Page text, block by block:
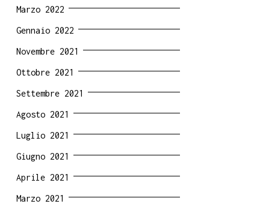
Marzo 2022
Gennaio 2022
Novembre 2021
Ottobre 2021
Settembre 2021
Agosto 2021
Luglio 2021
Giugno 2021
Aprile 2021
Marzo 2021